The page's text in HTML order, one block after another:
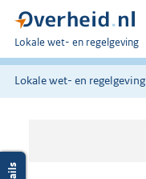
U
bent
hier:
Lokale wet- en regelgeving
Lokale wet- en regelgeving